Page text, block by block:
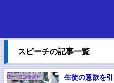
スピーチの記事一覧
生徒の意欲を